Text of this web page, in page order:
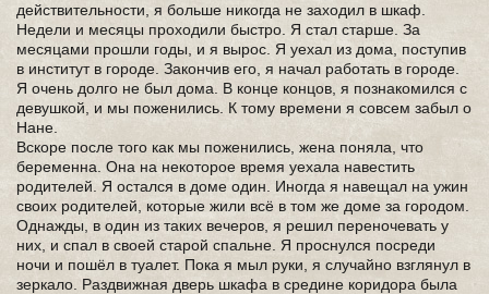
действительности, я больше никогда не заходил в шкаф.
Недели и месяцы проходили быстро. Я стал старше. За
месяцами прошли годы, и я вырос. Я уехал из дома, поступив
в институт в городе. Закончив его, я начал работать в городе.
Я очень долго не был дома. В конце концов, я познакомился с
девушкой, и мы поженились. К тому времени я совсем забыл о
Нане.
Вскоре после того как мы поженились, жена поняла, что
беременна. Она на некоторое время уехала навестить
родителей. Я остался в доме один. Иногда я навещал на ужин
своих родителей, которые жили всё в том же доме за городом.
Однажды, в один из таких вечеров, я решил переночевать у
них, и спал в своей старой спальне. Я проснулся посреди
ночи и пошёл в туалет. Пока я мыл руки, я случайно взглянул в
зеркало. Раздвижная дверь шкафа в средине коридора была